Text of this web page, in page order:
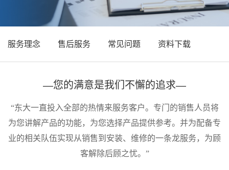
服务理念 售后服务 常见问题 资料下载
您的满意是我们不懈的追求
“东大一直投入全部的热情来服务客户。专门的销售人员将
为您讲解产品的功能，为您选择产品提供参考。并为配备专
业的相关队伍实现从销售到安装、维修的一条龙服务，为顾
客解除后顾之忧。”